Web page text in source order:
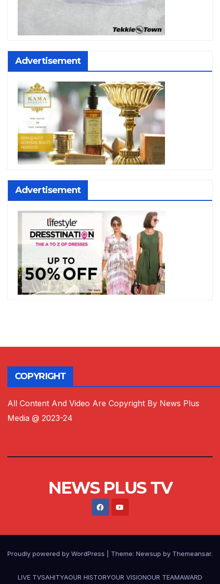
Advertisement
Advertisement
COPYRIGHT
All Content And Video Are Copyright By News Plus
Media @ 2023-24
NEWS PLUS TV
Proudly powered by WordPress Theme: Newsup by Themeansar.
LIVE TVSAHITYAOUR HISTORYOUR VISIONOUR TEAMAWARD